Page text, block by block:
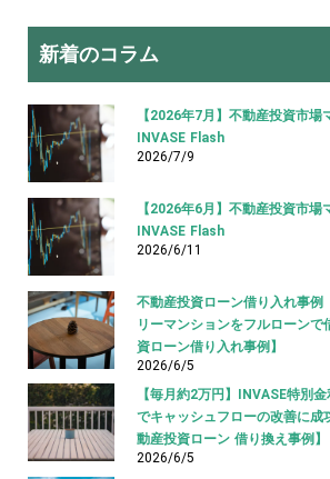
新着のコラム
【2026年7月】不動産投資市
INVASE Flash
2026/7/9
【2026年6月】不動産投資市
INVASE Flash
2026/6/11
不動産投資ローン借り入れ事
リーマンションをフルローンで
資ローン借り入れ事例】
2026/6/5
【毎月約2万円】INVASE特別
でキャッシュフローの改善に成
動産投資ローン 借り換え事例】
2026/6/5